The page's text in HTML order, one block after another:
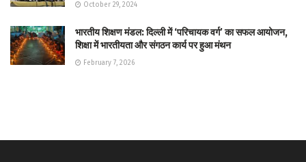
October 29, 2024
भारतीय शिक्षण मंडल: दिल्ली में ‘परिचायक वर्ग’ का सफल आयोजन,
शिक्षा में भारतीयता और संगठन कार्य पर हुआ मंथन
February 7, 2026